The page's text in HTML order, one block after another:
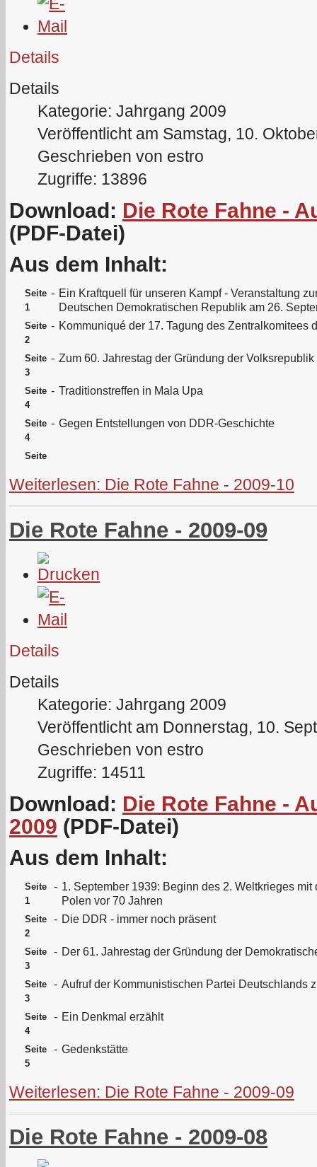
Details
Details
Kategorie: Jahrgang 2009
Veröffentlicht am Samstag, 10.
Geschrieben von estro
Zugriffe: 13896
Download: Die Rote Fahne -
(PDF-Datei)
Aus dem Inhalt:
Seite
1
- Ein Kraftquell für unseren Kampf - Veranstaltung
Deutschen Demokratischen Republik am 26.
Seite
2
- Kommuniqué der 17. Tagung des Zentralkomitees
Seite
3
- Zum 60. Jahrestag der Gründung der
Seite
4
- Traditionstreffen in Mala Upa
Seite
4
- Gegen Entstellungen von DDR-Geschichte
Seite
Weiterlesen: Die Rote Fahne - 2009-10
Die Rote Fahne - 2009-09
Details
Details
Kategorie: Jahrgang 2009
Veröffentlicht am Donnerstag, 10.
Geschrieben von estro
Zugriffe: 14511
Download: Die Rote Fahne -
2009 (PDF-Datei)
Aus dem Inhalt:
Seite
1
- 1. September 1939: Beginn des 2. Weltkrieges
Polen vor 70 Jahren
Seite
2
- Die DDR - immer noch präsent
Seite
3
- Der 61. Jahrestag der Gründung der
Seite
3
- Aufruf der Kommunistischen Partei Deutschlands
Seite
4
- Ein Denkmal erzählt
Seite
5
- Gedenkstätte
Weiterlesen: Die Rote Fahne - 2009-09
Die Rote Fahne - 2009-08